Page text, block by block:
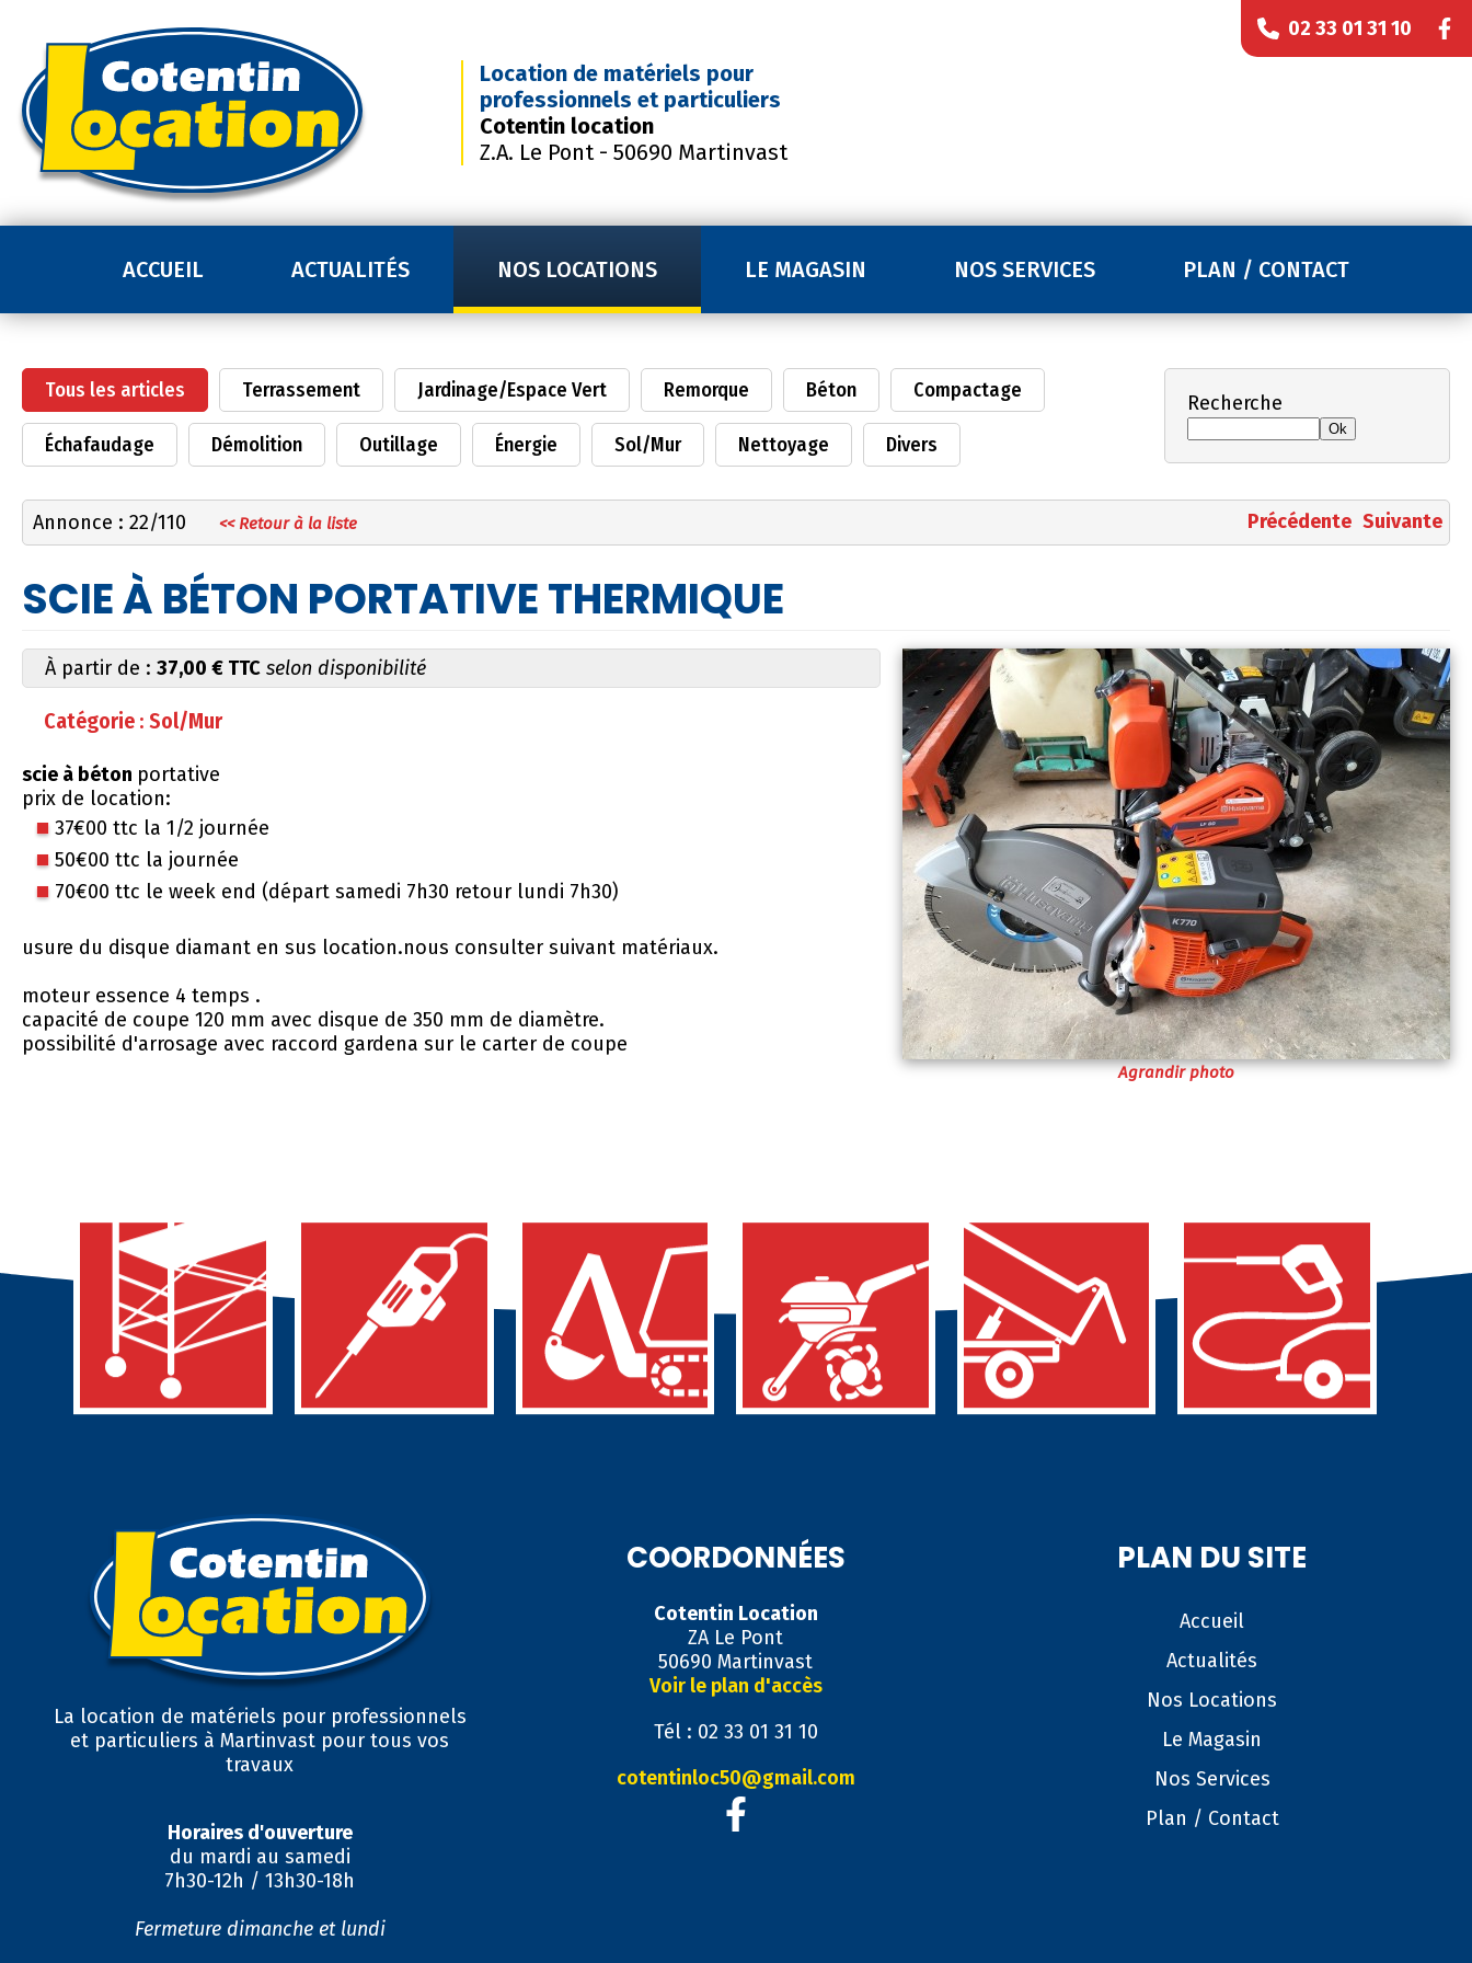
Location de matériels pour
professionnels et particuliers
Cotentin location
Z.A. Le Pont - 50690 Martinvast
02 33 01 31 10
ACCUEIL ACTUALITÉS NOS LOCATIONS LE MAGASIN NOS SERVICES PLAN / CONTACT
Tous les articles Terrassement Jardinage/Espace Vert Remorque Béton Compactage
Échafaudage Démolition Outillage Énergie Sol/Mur Nettoyage Divers
Recherche
Annonce : 22/110 << Retour à la liste Précédente Suivante
SCIE À BÉTON PORTATIVE THERMIQUE
Agrandir photo
À partir de : 37,00 € TTC selon disponibilité
Catégorie : Sol/Mur
scie à béton portative
prix de location:
37€00 ttc la 1/2 journée
50€00 ttc la journée
70€00 ttc le week end (départ samedi 7h30 retour lundi 7h30)
usure du disque diamant en sus location.nous consulter suivant matériaux.
moteur essence 4 temps .
capacité de coupe 120 mm avec disque de 350 mm de diamètre.
possibilité d'arrosage avec raccord gardena sur le carter de coupe
La location de matériels pour professionnels
et particuliers à Martinvast pour tous vos
travaux
Horaires d'ouverture
du mardi au samedi
7h30-12h / 13h30-18h
Fermeture dimanche et lundi
COORDONNÉES
Cotentin Location
ZA Le Pont
50690 Martinvast
Voir le plan d'accès
Tél : 02 33 01 31 10
cotentinloc50@gmail.com
PLAN DU SITE
Accueil
Actualités
Nos Locations
Le Magasin
Nos Services
Plan / Contact